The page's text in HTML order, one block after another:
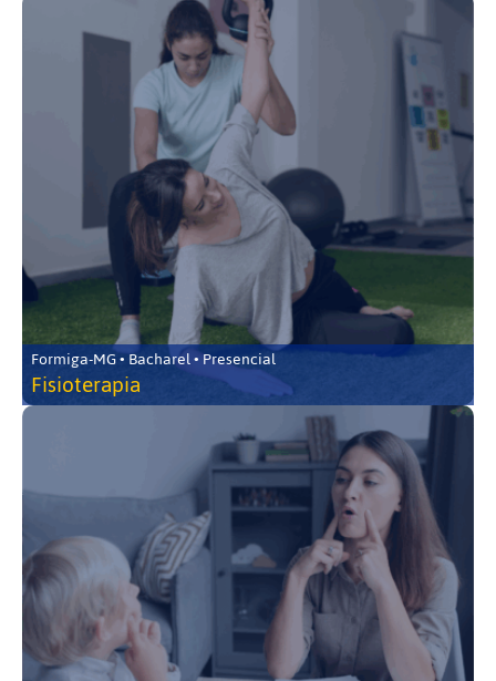
Formiga-MG • Bacharel • Presencial
Fisioterapia